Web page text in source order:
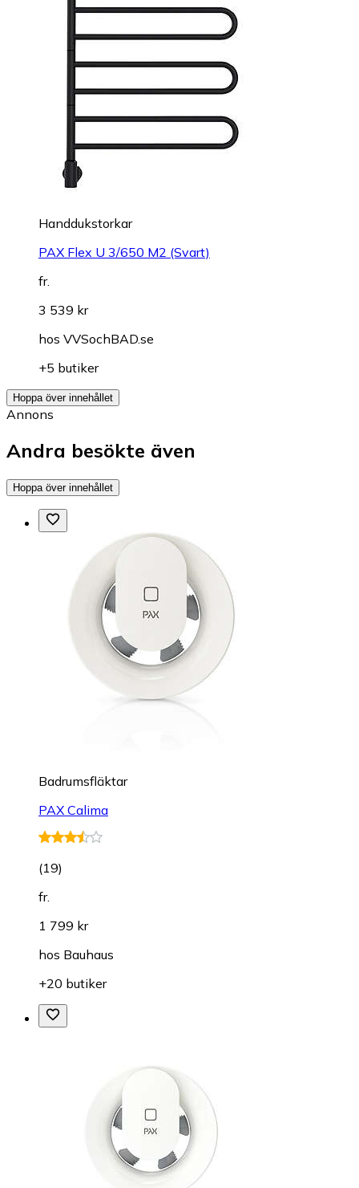
Handdukstorkar
PAX Flex U 3/650 M2 (Svart)
fr.
3 539 kr
hos VVSochBAD.se
+5 butiker
Hoppa över innehållet
Annons
Andra besökte även
Hoppa över innehållet
Badrumsfläktar
PAX Calima
(19)
fr.
1 799 kr
hos Bauhaus
+20 butiker